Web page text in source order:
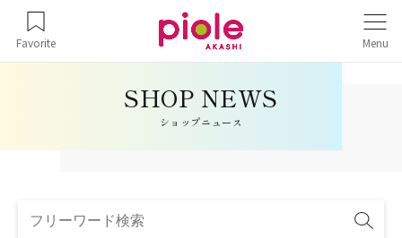
Favorite Menu
ショップニュース